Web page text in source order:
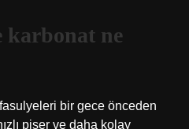
karbonat ne
fasulyeleri bir gece önceden
pişer ve daha kolay